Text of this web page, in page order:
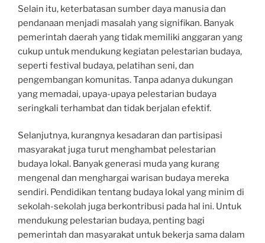
Selain itu, keterbatasan sumber daya manusia dan
pendanaan menjadi masalah yang signifikan. Banyak
pemerintah daerah yang tidak memiliki anggaran yang
cukup untuk mendukung kegiatan pelestarian budaya,
seperti festival budaya, pelatihan seni, dan
pengembangan komunitas. Tanpa adanya dukungan
yang memadai, upaya-upaya pelestarian budaya
seringkali terhambat dan tidak berjalan efektif.
Selanjutnya, kurangnya kesadaran dan partisipasi
masyarakat juga turut menghambat pelestarian
budaya lokal. Banyak generasi muda yang kurang
mengenal dan menghargai warisan budaya mereka
sendiri. Pendidikan tentang budaya lokal yang minim di
sekolah-sekolah juga berkontribusi pada hal ini. Untuk
mendukung pelestarian budaya, penting bagi
pemerintah dan masyarakat untuk bekerja sama dalam